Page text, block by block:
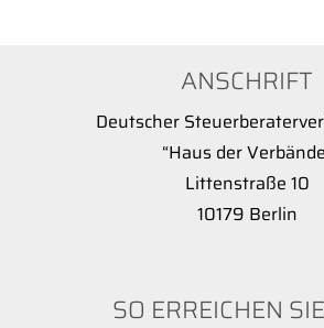
ANSCHRIFT
Deutscher
“Haus der
Littenstraße 10
10179 Berlin
SO ERREICHEN